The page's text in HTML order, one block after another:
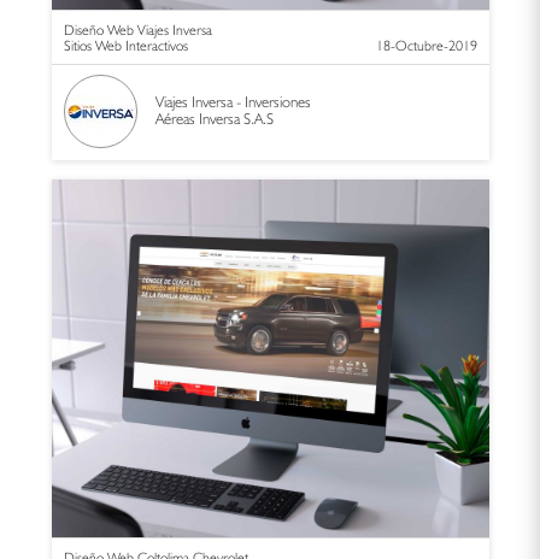
Diseño Web Viajes Inversa
Sitios Web Interactivos
18-Octubre-2019
Viajes Inversa - Inversiones
Aéreas Inversa S.A.S